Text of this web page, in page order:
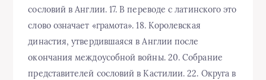
сословий в Англии. 17. В переводе с латинского это
слово означает «грамота». 18. Королевская
династия, утвердившаяся в Англии после
окончания междоусобной войны. 20. Собрание
представителей сословий в Кастилии. 22. Округа в